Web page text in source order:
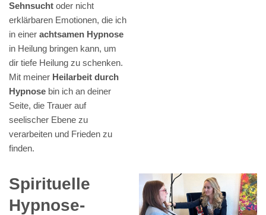
Sehnsucht oder nicht
erklärbaren Emotionen, die ich
in einer achtsamen Hypnose
in Heilung bringen kann, um
dir tiefe Heilung zu schenken.
Mit meiner Heilarbeit durch
Hypnose bin ich an deiner
Seite, die Trauer auf
seelischer Ebene zu
verarbeiten und Frieden zu
finden.
Spirituelle
Hypnose-